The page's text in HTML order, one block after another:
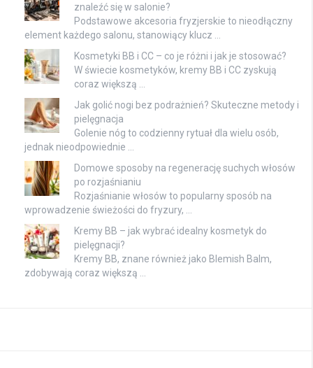
znaleźć się w salonie?
Podstawowe akcesoria fryzjerskie to nieodłączny
element każdego salonu, stanowiący klucz …
Kosmetyki BB i CC – co je różni i jak je stosować?
W świecie kosmetyków, kremy BB i CC zyskują
coraz większą …
Jak golić nogi bez podrażnień? Skuteczne metody i
pielęgnacja
Golenie nóg to codzienny rytuał dla wielu osób,
jednak nieodpowiednie …
Domowe sposoby na regenerację suchych włosów
po rozjaśnianiu
Rozjaśnianie włosów to popularny sposób na
wprowadzenie świeżości do fryzury, …
Kremy BB – jak wybrać idealny kosmetyk do
pielęgnacji?
Kremy BB, znane również jako Blemish Balm,
zdobywają coraz większą …